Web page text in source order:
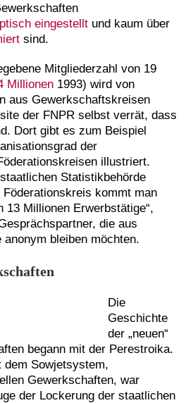
eingestellt und kaum über
sind.
Mitgliederzahl von 19
Millionen 1993) wird von
aus Gewerkschaftskreisen
der FNPR selbst verrät, dass
Dort gibt es zum Beispiel
der
illustriert.
Statistikbehörde
kommt man
Millionen Erwerbstätige“,
die aus
bleiben möchten.
Die
Geschichte
der „neuen“
begann mit der Perestroika.
dem Sowjetsystem,
Gewerkschaften, war
der Lockerung der staatlichen